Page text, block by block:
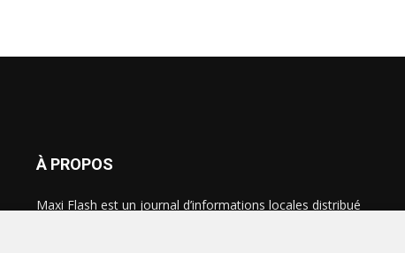
À PROPOS
Maxi Flash est un journal d’informations locales distribué